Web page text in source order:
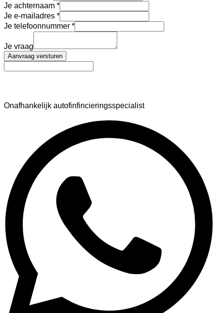
Je achternaam
Je e-mailadres
Je telefoonnummer
Je vraag
Aanvraag versturen
Onafhankelijk autofinfincieringsspecialist